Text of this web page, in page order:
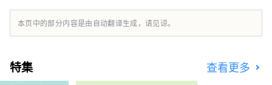
本页中的部分内容是由自动翻译生成，请见谅。
特集 查看更多